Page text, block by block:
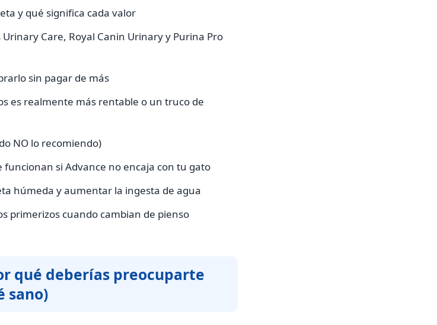
y qué significa cada valor
Care, Royal Canin Urinary y Purina Pro
sin pagar de más
es realmente más rentable o un truco de
NO lo recomiendo)
si Advance no encaja con tu gato
húmeda y aumentar la ingesta de agua
primerizos cuando cambian de pienso
qué deberías preocuparte
sano)